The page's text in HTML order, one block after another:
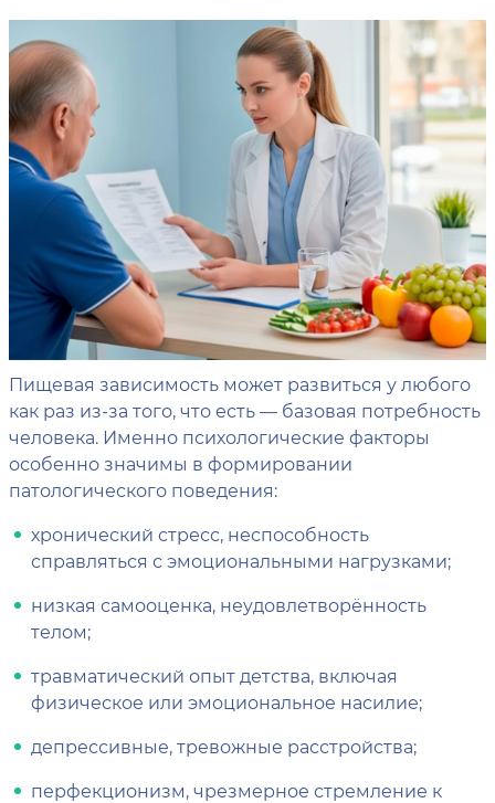
Пищевая зависимость может развиться у любого
как раз из-за того, что есть — базовая потребность
человека. Именно психологические факторы
особенно значимы в формировании
патологического поведения:
хронический стресс, неспособность
справляться с эмоциональными нагрузками;
низкая самооценка, неудовлетворённость
телом;
травматический опыт детства, включая
физическое или эмоциональное насилие;
депрессивные, тревожные расстройства;
перфекционизм, чрезмерное стремление к